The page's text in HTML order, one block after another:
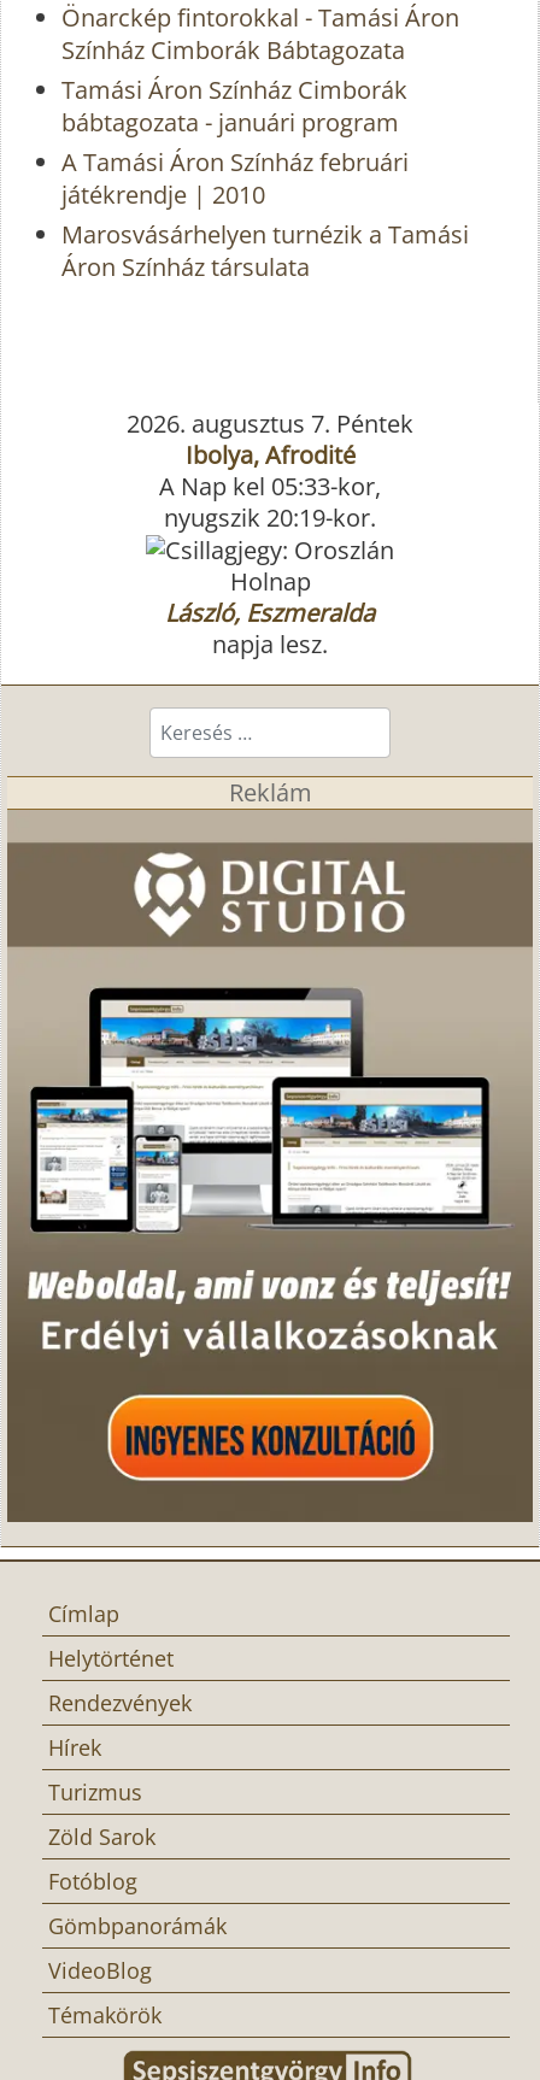
Önarckép fintorokkal - Tamási Áron
Színház Cimborák Bábtagozata
Tamási Áron Színház Cimborák
bábtagozata - januári program
A Tamási Áron Színház februári
játékrendje | 2010
Marosvásárhelyen turnézik a Tamási
Áron Színház társulata
2026. augusztus 7. Péntek
Ibolya, Afrodité
A Nap kel 05:33-kor,
nyugszik 20:19-kor.
Holnap
László, Eszmeralda
napja lesz.
Keresés...
Reklám
Címlap
Helytörténet
Rendezvények
Hírek
Turizmus
Zöld Sarok
Fotóblog
Gömbpanorámák
VideoBlog
Témakörök